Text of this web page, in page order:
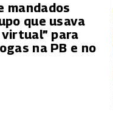
mandados
que usava
virtual” para
na PB e no